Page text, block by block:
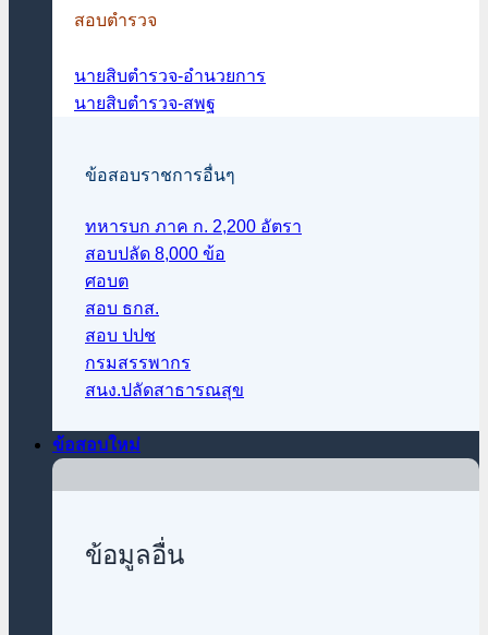
สอบตำรวจ
นายสิบตำรวจ-อำนวยการ
นายสิบตำรวจ-สพฐ
ข้อสอบราชการอื่นๆ
ทหารบก ภาค ก. 2,200 อัตรา
สอบปลัด 8,000 ข้อ
ศอบต
สอบ ธกส.
สอบ ปปช
กรมสรรพากร
สนง.ปลัดสาธารณสุข
ข้อสอบใหม่
ข้อมูลอื่น